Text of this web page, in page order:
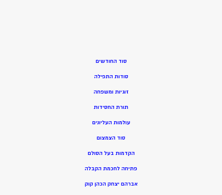
סוד החודשים
סודות התפילה
זוגיות ומשפחה
תורת החסידות
עולמות העליונים
סוד הצמצום
הקדמות בעל הסולם
פתיחה לחכמת הקבלה
אברהם יצחק הכהן קוק